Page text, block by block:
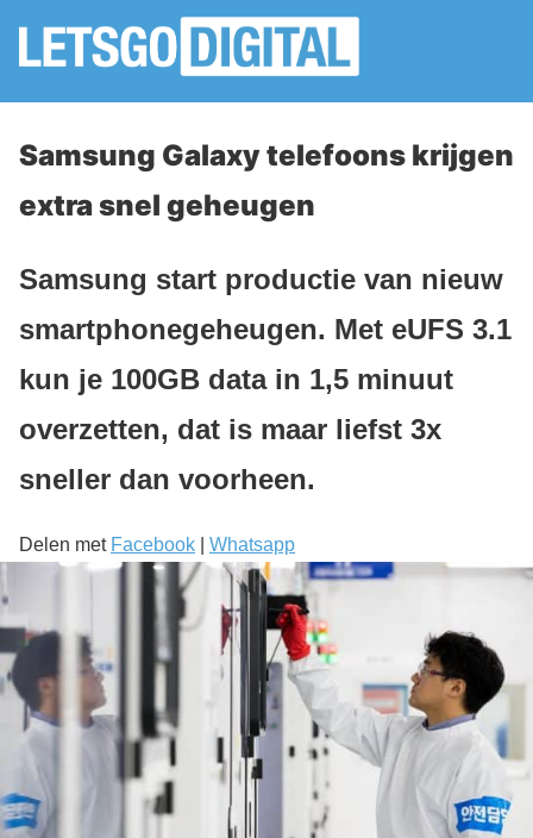
Samsung Galaxy telefoons krijgen
extra snel geheugen
Samsung start productie van nieuw
smartphonegeheugen. Met eUFS 3.1
kun je 100GB data in 1,5 minuut
overzetten, dat is maar liefst 3x
sneller dan voorheen.
Delen met Facebook Whatsapp